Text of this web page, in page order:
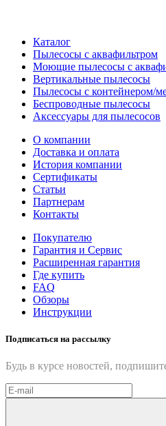
Каталог
Пылесосы с аквафильтром
Моющие пылесосы с
Вертикальные пылесосы
Пылесосы с контейнером/
Беспроводные пылесосы
Аксессуары для пылесосов
О компании
Доставка и оплата
История компании
Сертификаты
Статьи
Партнерам
Контакты
Покупателю
Гарантия и Сервис
Расширенная гарантия
Где купить
FAQ
Обзоры
Инструкции
Подписаться на рассылку
Будь в курсе новостей,